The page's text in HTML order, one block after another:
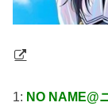
1: NO NAME@